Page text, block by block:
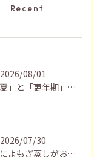
Recent
2026/08/01
「夏」と「更年期」の関係…おすすめの過ごし方🍃
2026/07/30
夏によもぎ蒸しがおすすめの理由✨